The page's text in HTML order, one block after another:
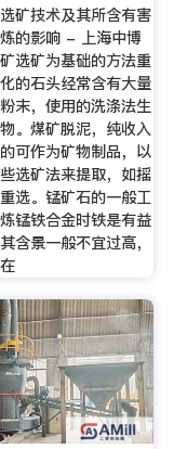
矿技术及其所含有害
的影响 - 上海中博
选矿为基础的方法重
的石头经常含有大量
末，使用的洗涤法生
。煤矿脱泥，纯收入
可作为矿物制品，以
选矿法来提取，如摇
选。锰矿石的一般工
锰铁合金时铁是有益
含景一般不宜过高，